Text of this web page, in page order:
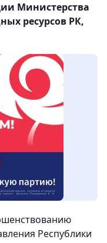
Министерства
ресурсов РК,
Республики